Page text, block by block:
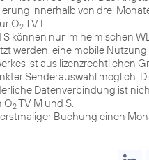
innerhalb von drei
O2TV L.
S können nur im heimischen
werden, eine mobile
ist aus lizenzrechtlichen
Senderauswahl möglich.
Datenverbindung ist
O2TV M und S.
Buchung einen